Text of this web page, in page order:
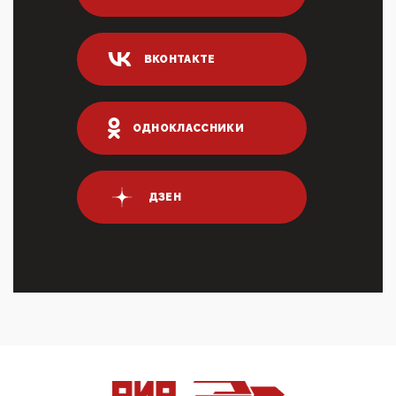
ИНН для переводов по СБП это первый шаг из
логических двухЗаполнение ИНН при любых
переводах по ...
03:35, 10 Апреля 2026
Суммарное вознаграждение менеджменту в 15
крупных банках по итогам 2025 года превысило 63
млрд руб. ...
03:01, 10 Апреля 2026
Террорист и убийца Буданов вальяжно сообщил,
что союзники просили Киев не наносить удары по
энергети...
Госуслугах уме...
ВКОНТАКТЕ
ОДНОКЛАССНИКИ
ДЗЕН